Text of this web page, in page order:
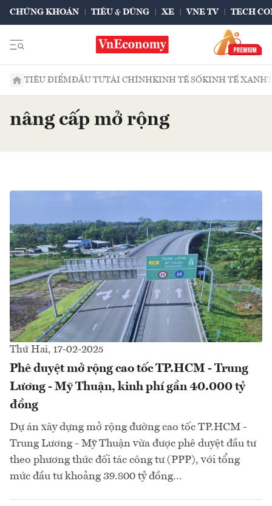
CHỨNG KHOÁN TIÊU & DÙNG XE VNE TV TECH
TIÊU ĐIỂMĐẦU TƯTÀI CHÍNHKINH TẾ SỐKINH TẾ XANH
nâng cấp mở rộng
Thứ Hai, 17-02-2025
Phê duyệt mở rộng cao tốc TP.HCM - Trung
Lương - Mỹ Thuận, kinh phí gần 40.000 tỷ
đồng
Dự án xây dựng mở rộng đường cao tốc TP.HCM -
Trung Lương - Mỹ Thuận vừa được phê duyệt đầu tư
theo phương thức đối tác công tư (PPP), với tổng
mức đầu tư khoảng 39.800 tỷ đồng…